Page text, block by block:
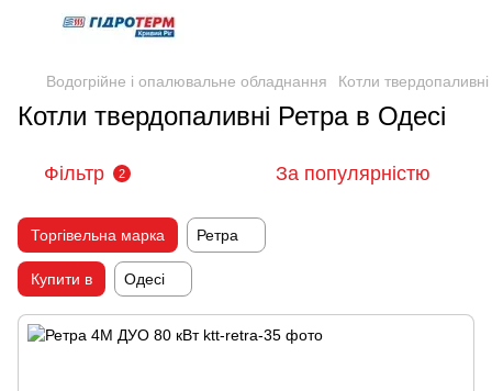
Водогрійне і опалювальне обладнання Котли твердопаливні
Котли твердопаливні Ретра в Одесі
Фільтр 2 За популярністю
Торгівельна марка Ретра
Купити в Одесі